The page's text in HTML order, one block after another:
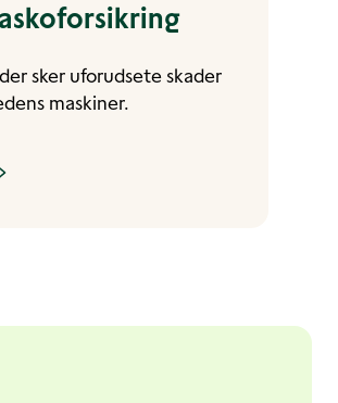
sker uforudsete skader
maskiner.